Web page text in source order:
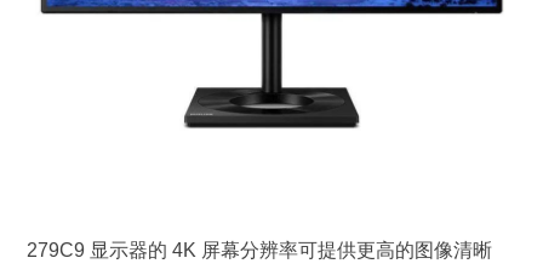
279C9 显示器的 4K 屏幕分辨率可提供更高的图像清晰